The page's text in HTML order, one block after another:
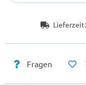
Lieferzeit:
Fragen